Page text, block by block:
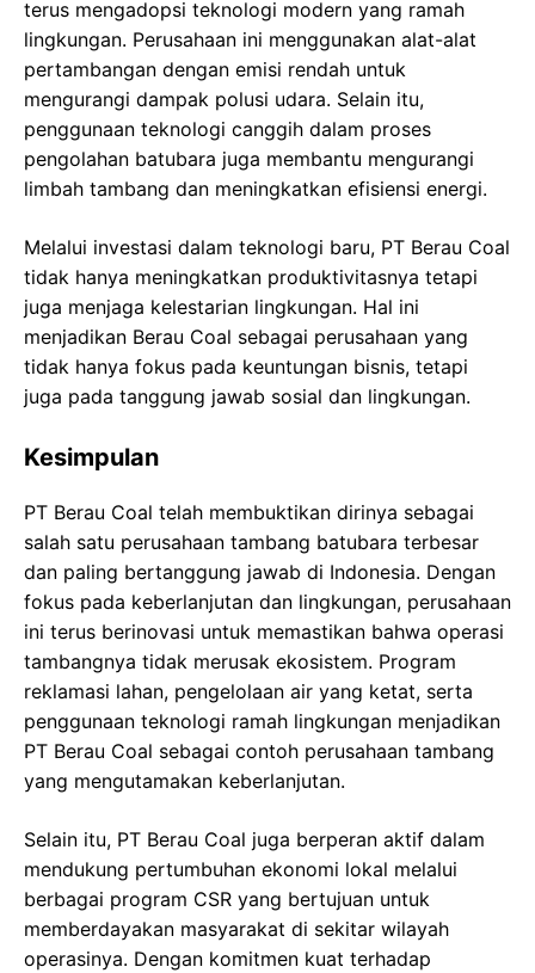
terus mengadopsi teknologi modern yang ramah
lingkungan. Perusahaan ini menggunakan alat-alat
pertambangan dengan emisi rendah untuk
mengurangi dampak polusi udara. Selain itu,
penggunaan teknologi canggih dalam proses
pengolahan batubara juga membantu mengurangi
limbah tambang dan meningkatkan efisiensi energi.
Melalui investasi dalam teknologi baru, PT Berau Coal
tidak hanya meningkatkan produktivitasnya tetapi
juga menjaga kelestarian lingkungan. Hal ini
menjadikan Berau Coal sebagai perusahaan yang
tidak hanya fokus pada keuntungan bisnis, tetapi
juga pada tanggung jawab sosial dan lingkungan.
Kesimpulan
PT Berau Coal telah membuktikan dirinya sebagai
salah satu perusahaan tambang batubara terbesar
dan paling bertanggung jawab di Indonesia. Dengan
fokus pada keberlanjutan dan lingkungan, perusahaan
ini terus berinovasi untuk memastikan bahwa operasi
tambangnya tidak merusak ekosistem. Program
reklamasi lahan, pengelolaan air yang ketat, serta
penggunaan teknologi ramah lingkungan menjadikan
PT Berau Coal sebagai contoh perusahaan tambang
yang mengutamakan keberlanjutan.
Selain itu, PT Berau Coal juga berperan aktif dalam
mendukung pertumbuhan ekonomi lokal melalui
berbagai program CSR yang bertujuan untuk
memberdayakan masyarakat di sekitar wilayah
operasinya. Dengan komitmen kuat terhadap